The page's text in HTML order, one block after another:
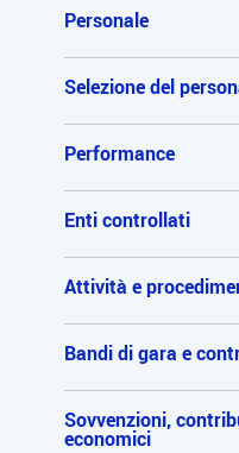
Personale
Selezione del
Performance
Enti controllati
Attività e
Bandi di gara e
Sovvenzioni,
economici